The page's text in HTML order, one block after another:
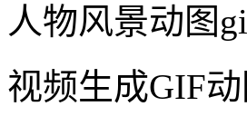
人物风景动图
视频生成GIF